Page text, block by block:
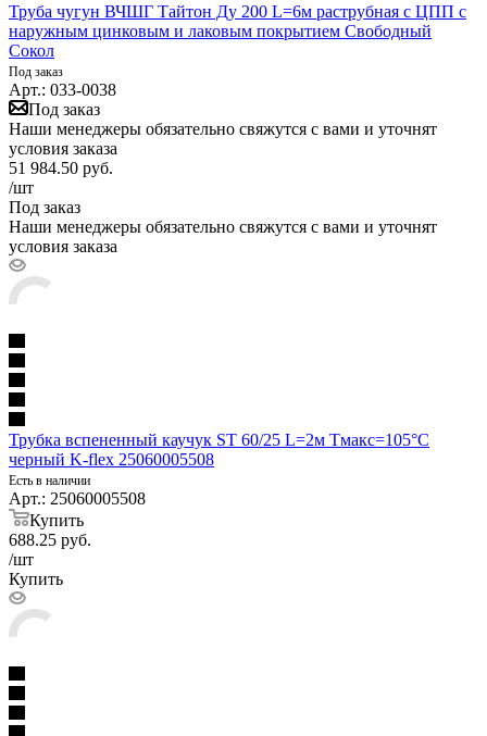
Труба чугун ВЧШГ Тайтон Ду 200 L=6м раструбная с ЦПП с
наружным цинковым и лаковым покрытием Свободный
Сокол
Под заказ
Арт.: 033-0038
Под заказ
Наши менеджеры обязательно свяжутся с вами и уточнят
условия заказа
51 984.50 руб.
/шт
Под заказ
Наши менеджеры обязательно свяжутся с вами и уточнят
условия заказа
Трубка вспененный каучук ST 60/25 L=2м Тмакс=105°C
черный K-flex 25060005508
Есть в наличии
Арт.: 25060005508
Купить
688.25 руб.
/шт
Купить